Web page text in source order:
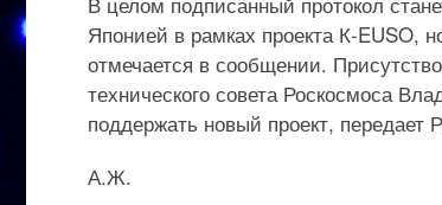
Японией в рамках проекта К-EUSO,
отмечается в сообщении.
технического совета Роскосмоса
поддержать новый проект, передает
А.Ж.